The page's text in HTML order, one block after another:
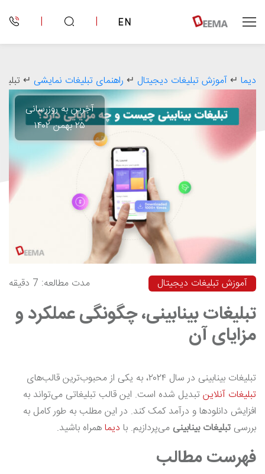
EN
|
|
دیما ↵ آموزش تبلیغات دیجیتال ↵ راهنمای تبلیغات نمایشی ↵
آخرین به روزرسانی
۲۵ بهمن ۱۴۰۲
آموزش تبلیغات دیجیتال مدت مطالعه: 7 دقیقه
تبلیغات بینابینی، چگونگی عملکرد و
مزایای آن
تبلیغات بینابینی در سال ۲۰۲۴، به یکی از محبوب‌ترین قالب‌های
تبلیغات آنلاین تبدیل شده است. این قالب تبلیغاتی می‌تواند به
افزایش دانلودها و درآمد کمک کند. در این مطلب به طور کامل به
بررسی تبلیغات بینابینی می‌پردازیم. با دیماهمراه باشید.
فهرست مطالب